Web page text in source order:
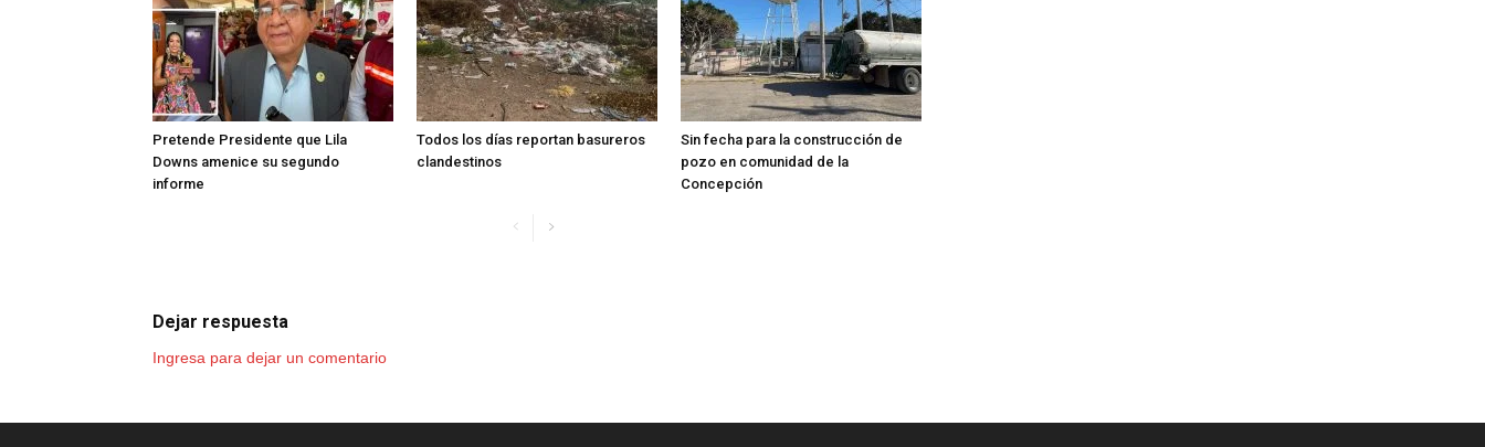
Pretende Presidente que Lila
Downs amenice su segundo
informe
Todos los días reportan basureros
clandestinos
Sin fecha para la construcción de
pozo en comunidad de la
Concepción
Dejar respuesta
Ingresa para dejar un comentario